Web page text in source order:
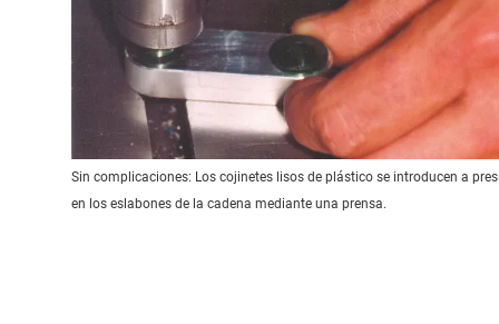
Sin complicaciones: Los cojinetes lisos de plástico se introducen a
en los eslabones de la cadena mediante una prensa.